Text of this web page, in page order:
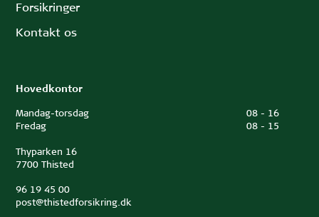
Forsikringer
Kontakt os
Hovedkontor
Mandag-torsdag 08- 16
Fredag
08- 15
Thyparken 16
7700 Thisted
96 19 45 00
post@thistedforsikring.dk